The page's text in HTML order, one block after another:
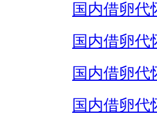
国内借卵代
国内借卵代
国内借卵代
国内借卵代